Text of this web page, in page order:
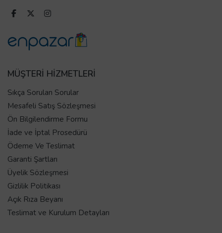
MÜŞTERİ HİZMETLERİ
Sıkça Sorulan Sorular
Mesafeli Satış Sözleşmesi
Ön Bilgilendirme Formu
İade ve İptal Prosedürü
Ödeme Ve Teslimat
Garanti Şartları
Üyelik Sözleşmesi
Gizlilik Politikası
Açık Rıza Beyanı
Teslimat ve Kurulum Detayları